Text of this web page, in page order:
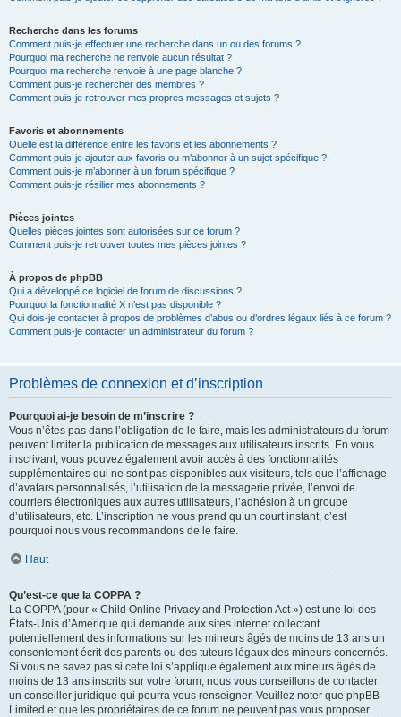
Recherche dans les forums
Comment puis-je effectuer une recherche dans un ou des forums ?
Pourquoi ma recherche ne renvoie aucun résultat ?
Pourquoi ma recherche renvoie à une page blanche ?!
Comment puis-je rechercher des membres ?
Comment puis-je retrouver mes propres messages et sujets ?
Favoris et abonnements
Quelle est la différence entre les favoris et les abonnements ?
Comment puis-je ajouter aux favoris ou m’abonner à un sujet spécifique ?
Comment puis-je m’abonner à un forum spécifique ?
Comment puis-je résilier mes abonnements ?
Pièces jointes
Quelles pièces jointes sont autorisées sur ce forum ?
Comment puis-je retrouver toutes mes pièces jointes ?
À propos de phpBB
Qui a développé ce logiciel de forum de discussions ?
Pourquoi la fonctionnalité X n’est pas disponible ?
Qui dois-je contacter à propos de problèmes d’abus ou d’ordres légaux liés à ce forum ?
Comment puis-je contacter un administrateur du forum ?
Problèmes de connexion et d’inscription
Pourquoi ai-je besoin de m’inscrire ?
Vous n’êtes pas dans l’obligation de le faire, mais les administrateurs du forum
peuvent limiter la publication de messages aux utilisateurs inscrits. En vous
inscrivant, vous pouvez également avoir accès à des fonctionnalités
supplémentaires qui ne sont pas disponibles aux visiteurs, tels que l’affichage
d’avatars personnalisés, l’utilisation de la messagerie privée, l’envoi de
courriers électroniques aux autres utilisateurs, l’adhésion à un groupe
d’utilisateurs, etc. L’inscription ne vous prend qu’un court instant, c’est
pourquoi nous vous recommandons de le faire.
Haut
Qu’est-ce que la COPPA ?
La COPPA (pour « Child Online Privacy and Protection Act ») est une loi des
États-Unis d’Amérique qui demande aux sites internet collectant
potentiellement des informations sur les mineurs âgés de moins de 13 ans un
consentement écrit des parents ou des tuteurs légaux des mineurs concernés.
Si vous ne savez pas si cette loi s’applique également aux mineurs âgés de
moins de 13 ans inscrits sur votre forum, nous vous conseillons de contacter
un conseiller juridique qui pourra vous renseigner. Veuillez noter que phpBB
Limited et que les propriétaires de ce forum ne peuvent pas vous proposer